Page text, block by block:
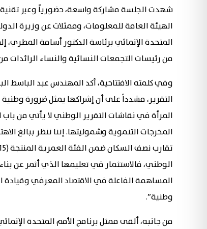
شهدت الجلسة مشاركة واسعة، حضورياً وعبر تقنية
الهيئة العامة للمعلومات، وممثلات عن وزيرة
المتحدة الإنمائي برئاسة الدكتور أسامة
من رئيسات التجمعات النسائية والنساء الرائدات
وفي كلمته الافتتاحية، أكد المهندس عبد الباسط
التقرير، مشدداً على أن إشراكها يمثل ضرورة
المرأة في نقاشات التقرير الوطني لا يأتي من
المخرجات التنموية وشموليتها. إننا ننظر ببالغ
الوطني، فالاستثمار في تعليمها الذي أثمر عن
المساهمة الفاعلة في الاقتصاد المعرفي
وطنية”.
من جانبه، ألقى ممثل برنامج الأمم المتحدة